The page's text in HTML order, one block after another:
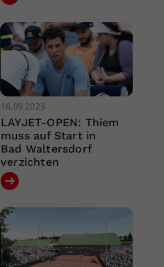
16.09.2023
LAYJET-OPEN: Thiem
muss auf Start in
Bad Waltersdorf
verzichten